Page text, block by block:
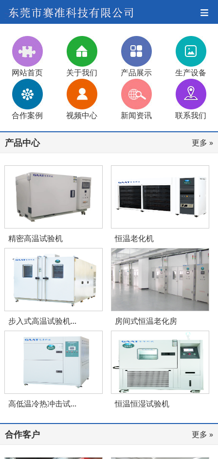
网站首页 关于我们 产品展示 生产设备
合作案例 视频中心 新闻资讯 联系我们
产品中心 更多 »
精密高温试验机 恒温老化机
步入式高温试验机... 房间式恒温老化房
高低温冷热冲击试... 恒温恒湿试验机
合作客户 更多 »